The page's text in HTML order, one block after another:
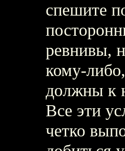
спешите
ревнивы,
кому-
должны к
Все эти
четко